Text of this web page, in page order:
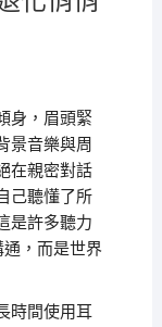
身，眉頭緊
景音樂與周
在親密對話
己聽懂了所
是許多聽力
，而是世界
時間使用耳